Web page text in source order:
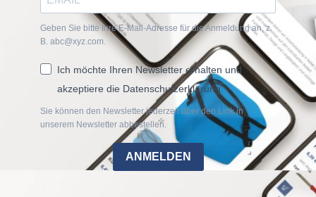
Geben Sie bitte Ihre E-Mail-Adresse für die Anmeldung an, z.
B. abc@xyz.com.
Ich möchte Ihren Newsletter erhalten und
akzeptiere die Datenschutzerklärung.
Sie können den Newsletter jederzeit über den Link in
unserem Newsletter abbestellen.
ANMELDEN